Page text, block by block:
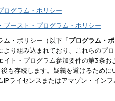
ログラム・ポリシー
ースト・プログラム・ポリシー
ム・ポリシー（以下「プログラム・
より組み込まれており、これらのプ
ト・プログラム参加要件の第3条
も存続します。疑義を避けるため
ライセンスまたはアマゾン・イン